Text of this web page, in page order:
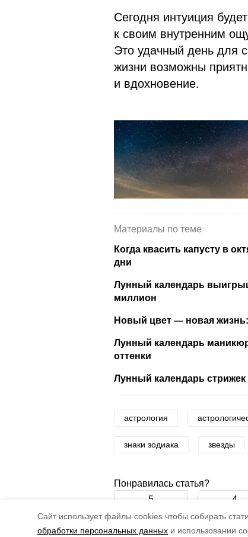
Cайт использует файлы cookies чтобы собирать
обработки персональных данных и использовании
Сегодня интуиция
к своим внутренним
Это удачный день для
жизни возможны
и вдохновение.
Материалы по теме
Когда квасить капусту в
дни
Лунный календарь
миллион
Новый цвет — новая
Лунный календарь
оттенки
Лунный календарь
астрология
знаки зодиака звезды
Понравилась статья?
5 4